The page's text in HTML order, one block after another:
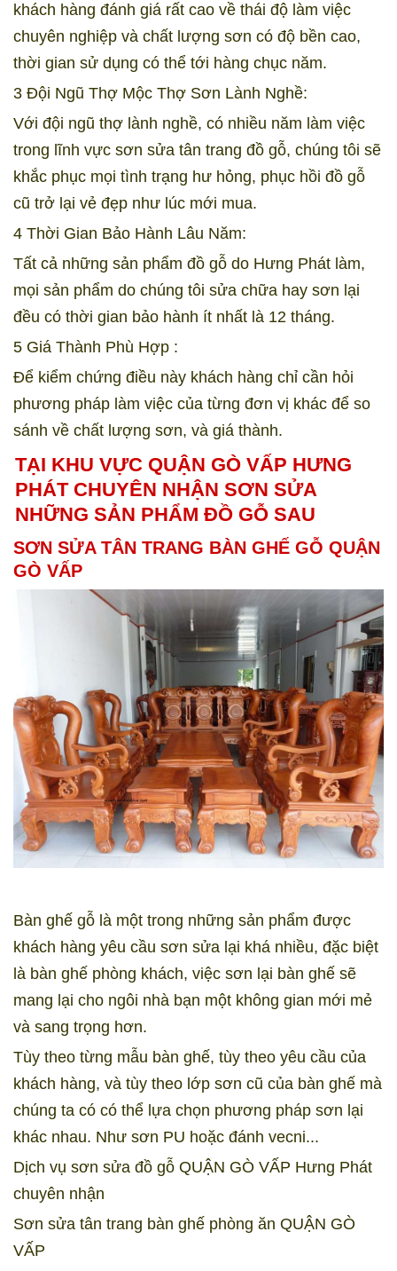
khách hàng đánh giá rất cao về thái độ làm việc
chuyên nghiệp và chất lượng sơn có độ bền cao,
thời gian sử dụng có thể tới hàng chục năm.
3 Đội Ngũ Thợ Mộc Thợ Sơn Lành Nghề:
Với đội ngũ thợ lành nghề, có nhiều năm làm việc
trong lĩnh vực sơn sửa tân trang đồ gỗ, chúng tôi sẽ
khắc phục mọi tình trạng hư hỏng, phục hồi đồ gỗ
cũ trở lại vẻ đẹp như lúc mới mua.
4 Thời Gian Bảo Hành Lâu Năm:
Tất cả những sản phẩm đồ gỗ do Hưng Phát làm,
mọi sản phẩm do chúng tôi sửa chữa hay sơn lại
đều có thời gian bảo hành ít nhất là 12 tháng.
5 Giá Thành Phù Hợp :
Để kiểm chứng điều này khách hàng chỉ cần hỏi
phương pháp làm việc của từng đơn vị khác để so
sánh về chất lượng sơn, và giá thành.
TẠI KHU VỰC QUẬN GÒ VẤP HƯNG
PHÁT CHUYÊN NHẬN SƠN SỬA
NHỮNG SẢN PHẨM ĐỒ GỖ SAU
SƠN SỬA TÂN TRANG BÀN GHẾ GỖ QUẬN
GÒ VẤP
Bàn ghế gỗ là một trong những sản phẩm được
khách hàng yêu cầu sơn sửa lại khá nhiều, đặc biệt
là bàn ghế phòng khách, việc sơn lại bàn ghế sẽ
mang lại cho ngôi nhà bạn một không gian mới mẻ
và sang trọng hơn.
Tùy theo từng mẫu bàn ghế, tùy theo yêu cầu của
khách hàng, và tùy theo lớp sơn cũ của bàn ghế mà
chúng ta có có thể lựa chọn phương pháp sơn lại
khác nhau. Như sơn PU hoặc đánh vecni...
Dịch vụ sơn sửa đồ gỗ QUẬN GÒ VẤP Hưng Phát
chuyên nhận
Sơn sửa tân trang bàn ghế phòng ăn QUẬN GÒ
VẤP